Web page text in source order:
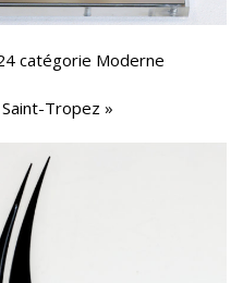
catégorie Moderne
Tropez »